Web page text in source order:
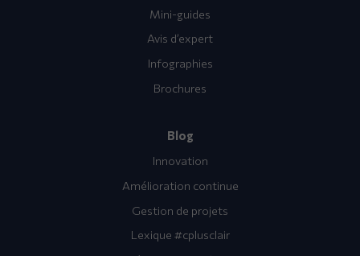
Mini-guides
Avis d’expert
Infographies
Brochures
Blog
Innovation
Amélioration continue
Gestion de projets
Lexique #cplusclair